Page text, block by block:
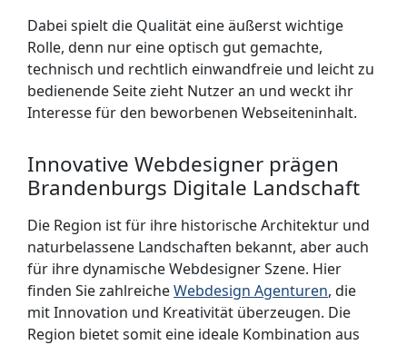
Dabei spielt die Qualität eine äußerst wichtige
Rolle, denn nur eine optisch gut gemachte,
technisch und rechtlich einwandfreie und leicht zu
bedienende Seite zieht Nutzer an und weckt ihr
Interesse für den beworbenen Webseiteninhalt.
Innovative Webdesigner prägen
Brandenburgs Digitale Landschaft
Die Region ist für ihre historische Architektur und
naturbelassene Landschaften bekannt, aber auch
für ihre dynamische Webdesigner Szene. Hier
finden Sie zahlreicheWebdesign Agenturen, die
mit Innovation und Kreativität überzeugen. Die
Region bietet somit eine ideale Kombination aus